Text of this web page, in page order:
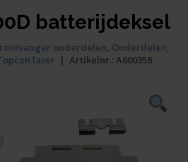
batterijdeksel
onderdelen, Onderdelen,
laser | Artikelnr.: A600358